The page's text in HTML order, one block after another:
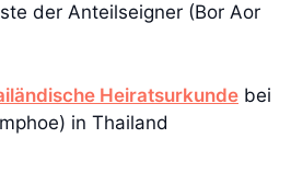
der Anteilseigner (Bor Aor
Heiratsurkunde bei
in Thailand